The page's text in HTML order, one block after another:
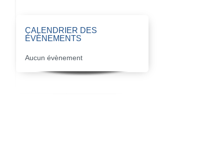
CALENDRIER DES
ÉVÈNEMENTS
Aucun évènement